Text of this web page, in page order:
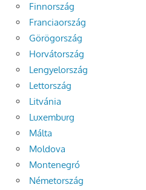
Finnország
Franciaország
Görögország
Horvátország
Lengyelország
Lettország
Litvánia
Luxemburg
Málta
Moldova
Montenegró
Németország